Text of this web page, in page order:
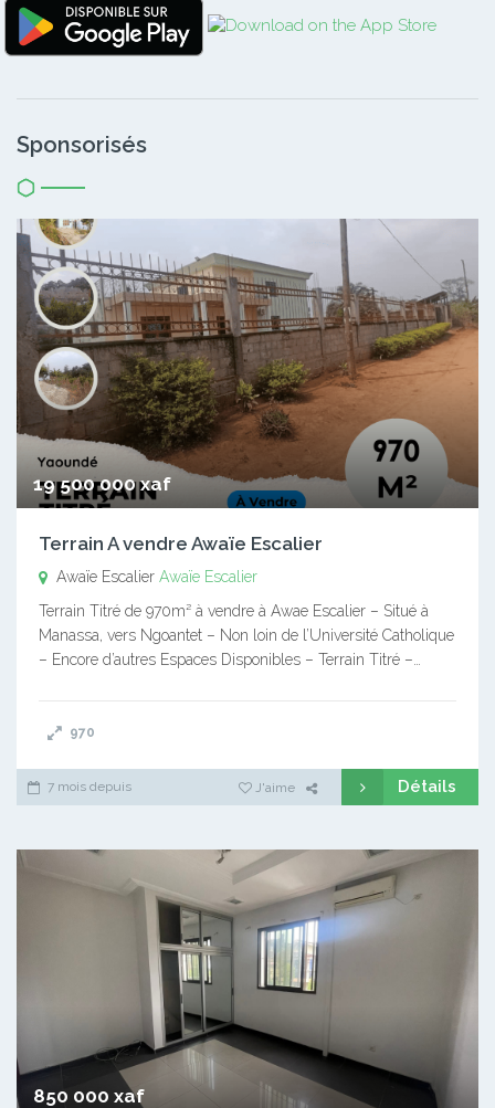
Sponsorisés
19 500 000 xaf
Terrain A vendre Awaïe Escalier
Awaïe Escalier Awaïe Escalier
Terrain Titré de 970m² à vendre à Awae Escalier – Situé à
Manassa, vers Ngoantet – Non loin de l’Université Catholique
– Encore d’autres Espaces Disponibles – Terrain Titré –…
970
7 mois depuis J'aime Détails
850 000 xaf